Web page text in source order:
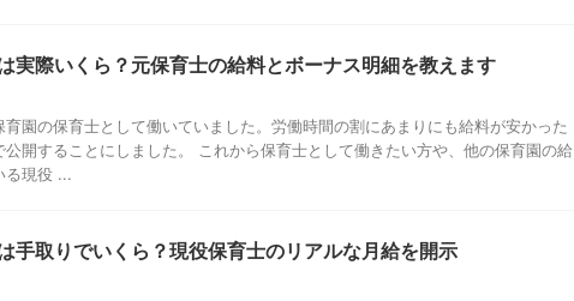
実際いくら？元保育士の給料とボーナス明細を教えます
園の保育士として働いていました。労働時間の割にあまりにも給料が安かった
公開することにしました。 これから保育士として働きたい方や、他の保育園の給
る現役 ...
手取りでいくら？現役保育士のリアルな月給を開示